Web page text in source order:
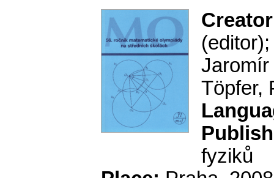
Jaromír
Töpfer,
fyziků